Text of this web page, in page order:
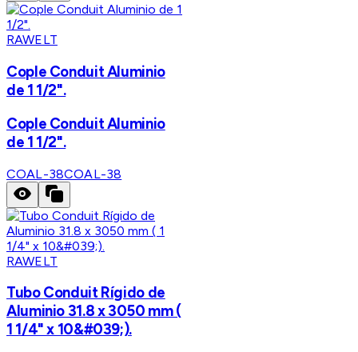
RAWELT
Cople Conduit Aluminio
de 1 1/2".
Cople Conduit Aluminio
de 1 1/2".
COAL-38COAL-38
RAWELT
Tubo Conduit Rígido de
Aluminio 31.8 x 3050 mm (
1 1/4" x 10&#039;).